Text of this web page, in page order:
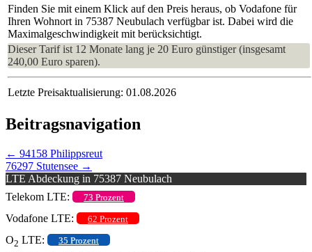
Finden Sie mit einem Klick auf den Preis heraus, ob Vodafone für
Ihren Wohnort in 75387 Neubulach verfügbar ist. Dabei wird die
Maximalgeschwindigkeit mit berücksichtigt.
Dieser Tarif ist 12 Monate lang je 20 Euro günstiger (insgesamt
240,00 Euro sparen).
Letzte Preisaktualisierung: 01.08.2026
Beitragsnavigation
← 94158 Philippsreut
76297 Stutensee →
LTE Abdeckung in 75387 Neubulach
Telekom LTE:
73 Prozent
Vodafone LTE: 62 Prozent
O2 LTE: 35 Prozent